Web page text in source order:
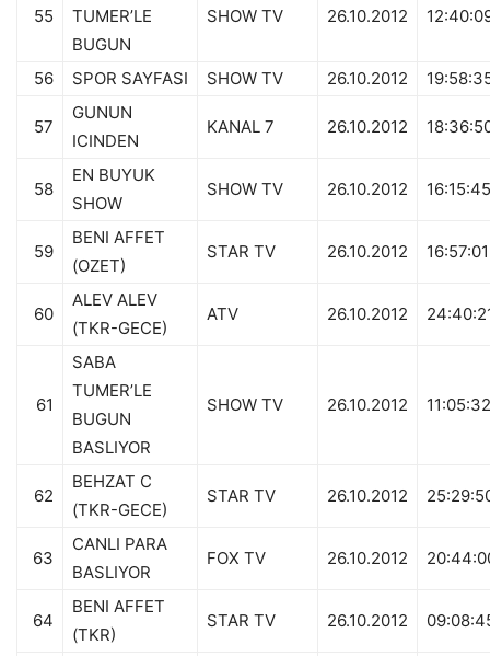
55
TUMER’LE
BUGUN
SHOW TV 26.10.2012
56 SPOR SAYFASI SHOW TV 26.10.2012
57
GUNUN
ICINDEN
KANAL 7 26.10.2012
58
EN BUYUK
SHOW
SHOW TV 26.10.2012 16:15:45
59
BENI AFFET
(OZET)
STAR TV 26.10.2012 16:57:01
60
ALEV ALEV
(TKR-GECE)
ATV 26.10.2012
61
SABA
TUMER’LE
BUGUN
BASLIYOR
SHOW TV 26.10.2012 11:05:32
62
BEHZAT C
(TKR-GECE)
STAR TV 26.10.2012
63
CANLI PARA
BASLIYOR
FOX TV 26.10.2012
64
BENI AFFET
(TKR)
STAR TV 26.10.2012